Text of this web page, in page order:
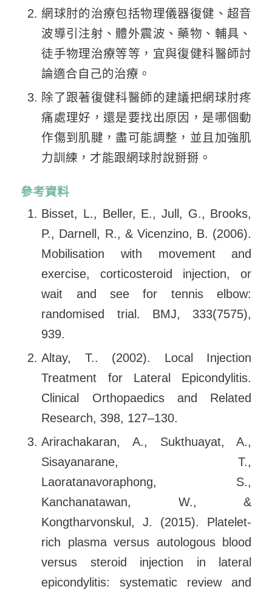
網球肘的治療包括物理儀器復健、超音
波導引注射、體外震波、藥物、輔具、
徒手物理治療等等，宜與復健科醫師討
論適合自己的治療。
除了跟著復健科醫師的建議把網球肘疼
痛處理好，還是要找出原因，是哪個動
作傷到肌腱，盡可能調整，並且加強肌
力訓練，才能跟網球肘說掰掰。
參考資料
Bisset, L., Beller, E., Jull, G., Brooks,
P., Darnell, R., & Vicenzino, B. (2006).
Mobilisation with movement and
exercise, corticosteroid injection, or
wait and see for tennis elbow:
randomised trial. BMJ, 333(7575),
939.
Altay, T.. (2002). Local Injection
Treatment for Lateral Epicondylitis.
Clinical Orthopaedics and Related
Research, 398, 127–130.
Arirachakaran, A., Sukthuayat, A.,
Sisayanarane, T.,
Laoratanavoraphong, S.,
Kanchanatawan, W., &
Kongtharvonskul, J. (2015). Platelet-
rich plasma versus autologous blood
versus steroid injection in lateral
epicondylitis: systematic review and